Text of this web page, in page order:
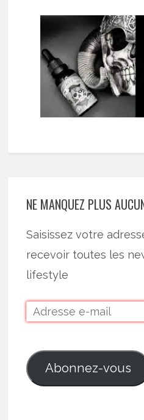
NE MANQUEZ PLUS
Saisissez votre
recevoir toutes les
lifestyle
Abonnez-vous